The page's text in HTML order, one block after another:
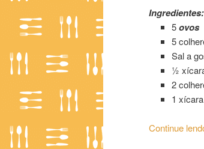
Ingredientes:
5ovos
5
Sal a
½
2
1
Continue